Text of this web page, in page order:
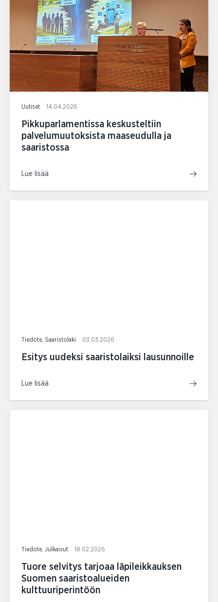
Uutiset 14.04.2026
Pikkuparlamentissa keskusteltiin
palvelumuutoksista maaseudulla ja
saaristossa
Lue lisää
Tiedote, Saaristolaki 03.03.2026
Esitys uudeksi saaristolaiksi lausunnoille
Lue lisää
Tiedote, Julkaisut 18.02.2026
Tuore selvitys tarjoaa läpileikkauksen
Suomen saaristoalueiden
kulttuuriperintöön